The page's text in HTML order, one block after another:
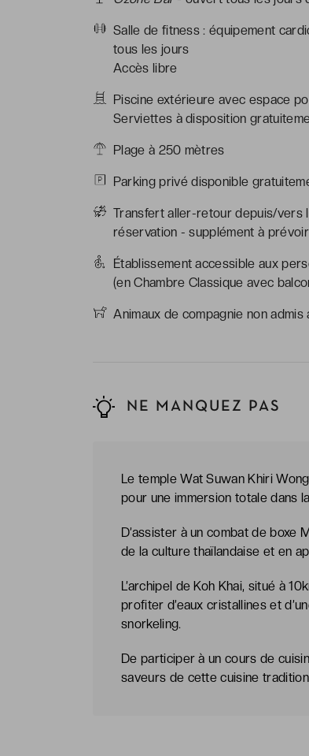
Salle de fitness : équipement
tous les jours
Accès libre
Piscine extérieure avec espace
Serviettes à disposition
Plage à 250 mètres
Parking privé disponible
Transfert aller-retour depuis/vers
réservation - supplément à prévoir
Établissement accessible aux
(en Chambre Classique avec
Animaux de compagnie non admis
NE MANQUEZ PAS
Le temple Wat Suwan Khiri
pour une immersion totale dans
D’assister à un combat de boxe
de la culture thaïlandaise et en
L’archipel de Koh Khai, situé à
profiter d’eaux cristallines et
snorkeling.
De participer à un cours de
saveurs de cette cuisine